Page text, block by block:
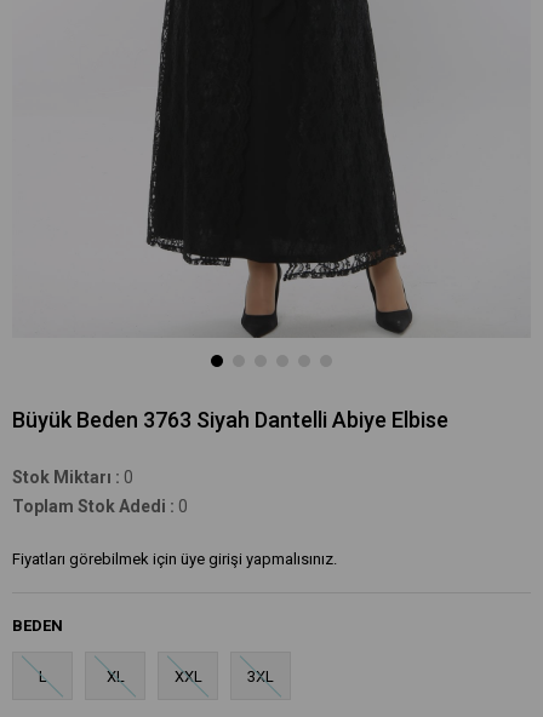
Büyük Beden 3763 Siyah Dantelli Abiye Elbise
Stok Miktarı : 0
Toplam Stok Adedi : 0
Fiyatları görebilmek için üye girişi yapmalısınız.
BEDEN
L XL XXL 3XL